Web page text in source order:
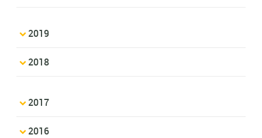
2019
2018
2017
2016